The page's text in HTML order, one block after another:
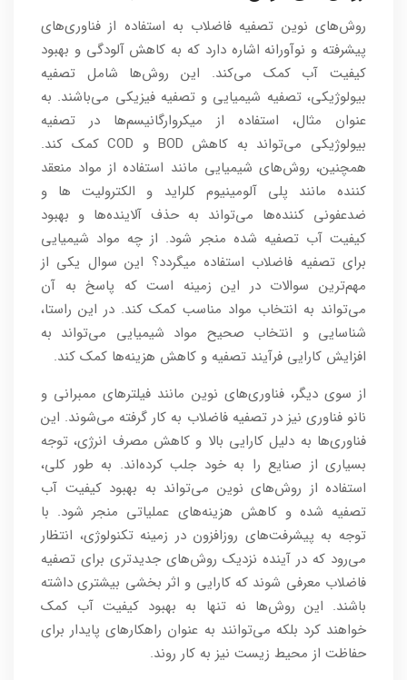
روش‌های نوین تصفیه فاضلاب به استفاده از فناوری‌های
پیشرفته و نوآورانه اشاره دارد که به کاهش آلودگی و بهبود
کیفیت آب کمک می‌کند. این روش‌ها شامل تصفیه
بیولوژیکی، تصفیه شیمیایی و تصفیه فیزیکی می‌باشند. به
عنوان مثال، استفاده از میکروارگانیسم‌ها در تصفیه
بیولوژیکی می‌تواند به کاهش BOD و COD کمک کند.
همچنین، روش‌های شیمیایی مانند استفاده از مواد منعقد
کننده مانند پلی آلومینیوم کلراید و الکترولیت ها و
ضدعفونی کننده‌ها می‌تواند به حذف آلاینده‌ها و بهبود
کیفیت آب تصفیه شده منجر شود. از چه مواد شیمیایی
برای تصفیه فاضلاب استفاده میگردد؟ این سوال یکی از
مهم‌ترین سوالات در این زمینه است که پاسخ به آن
می‌تواند به انتخاب مواد مناسب کمک کند. در این راستا،
شناسایی و انتخاب صحیح مواد شیمیایی می‌تواند به
افزایش کارایی فرآیند تصفیه و کاهش هزینه‌ها کمک کند.
از سوی دیگر، فناوری‌های نوین مانند فیلترهای ممبرانی و
نانو فناوری نیز در تصفیه فاضلاب به کار گرفته می‌شوند. این
فناوری‌ها به دلیل کارایی بالا و کاهش مصرف انرژی، توجه
بسیاری از صنایع را به خود جلب کرده‌اند. به طور کلی،
استفاده از روش‌های نوین می‌تواند به بهبود کیفیت آب
تصفیه شده و کاهش هزینه‌های عملیاتی منجر شود. با
توجه به پیشرفت‌های روزافزون در زمینه تکنولوژی، انتظار
می‌رود که در آینده نزدیک روش‌های جدیدتری برای تصفیه
فاضلاب معرفی شوند که کارایی و اثر بخشی بیشتری داشته
باشند. این روش‌ها نه تنها به بهبود کیفیت آب کمک
خواهند کرد بلکه می‌توانند به عنوان راهکارهای پایدار برای
حفاظت از محیط زیست نیز به کار روند.